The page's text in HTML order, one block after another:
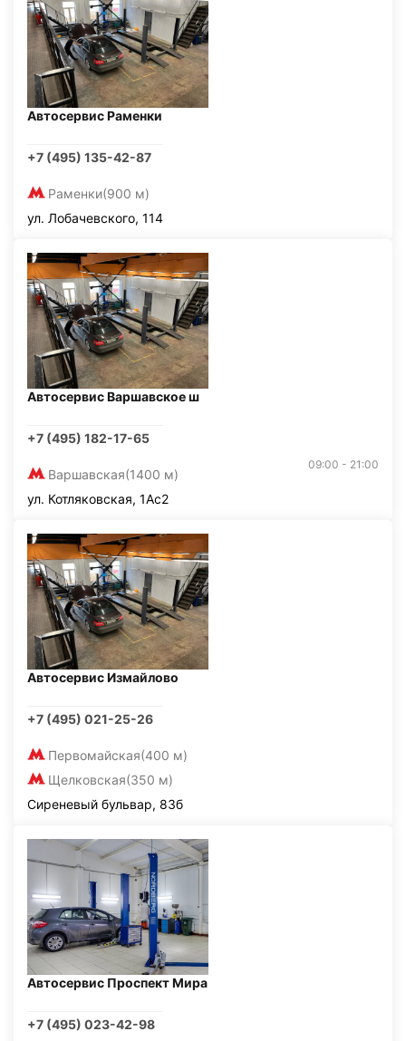
Автосервис Раменки
+7 (495) 135-42-87
Раменки(900 м)
ул. Лобачевского, 114
Автосервис Варшавское ш
+7 (495) 182-17-65
Варшавская(1400 м)
09:00 - 21:00
ул. Котляковская, 1Ас2
Автосервис Измайлово
+7 (495) 021-25-26
Первомайская(400 м)
Щелковская(350 м)
Сиреневый бульвар, 83б
Автосервис Проспект Мира
+7 (495) 023-42-98